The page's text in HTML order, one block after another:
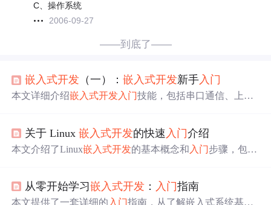
C、操作系统
2006-09-27
——到底了——
嵌入式开发 （一）：嵌入式开发新手入门
本文详细介绍嵌入式开发入门技能，包括串口通信、上位
用的.h264格式的具体步骤。
关于 Linux嵌入式开发的快速 入门介绍
本文介绍了Linux嵌入式开发的基本概念和 入门步骤，包括
具和常见误区分析，帮助初学者快速进入嵌入式开发
域。
从零开始学习嵌入式开发 ： 入门指南
本文提供了一套详细的 入门指南，从了解嵌入式系统基础